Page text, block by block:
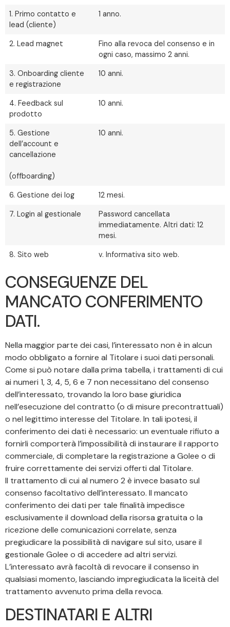
1. Primo contatto e
lead (cliente)
1 anno.
2. Lead magnet
Fino alla revoca del consenso e in
ogni caso, massimo 2 anni.
3. Onboarding cliente
e registrazione
10 anni.
4. Feedback sul
prodotto
10 anni.
5. Gestione
dell’account e
cancellazione
(offboarding)
10 anni.
6. Gestione dei log 12 mesi.
7. Login al gestionale
Password cancellata
immediatamente. Altri dati: 12
mesi.
8. Sito web v. Informativa sito web.
CONSEGUENZE DEL
MANCATO CONFERIMENTO
DATI.
Nella maggior parte dei casi, l’interessato non è in alcun
modo obbligato a fornire al Titolare i suoi dati personali.
Come si può notare dalla prima tabella, i trattamenti di cui
ai numeri 1, 3, 4, 5, 6 e 7 non necessitano del consenso
dell’interessato, trovando la loro base giuridica
nell’esecuzione del contratto (o di misure precontrattuali)
o nel legittimo interesse del Titolare. In tali ipotesi, il
conferimento dei dati è necessario: un eventuale rifiuto a
fornirli comporterà l’impossibilità di instaurare il rapporto
commerciale, di completare la registrazione a Golee o di
fruire correttamente dei servizi offerti dal Titolare.
Il trattamento di cui al numero 2 è invece basato sul
consenso facoltativo dell’interessato. Il mancato
conferimento dei dati per tale finalità impedisce
esclusivamente il download della risorsa gratuita o la
ricezione delle comunicazioni correlate, senza
pregiudicare la possibilità di navigare sul sito, usare il
gestionale Golee o di accedere ad altri servizi.
L’interessato avrà facoltà di revocare il consenso in
qualsiasi momento, lasciando impregiudicata la liceità del
trattamento avvenuto prima della revoca.
DESTINATARI E ALTRI